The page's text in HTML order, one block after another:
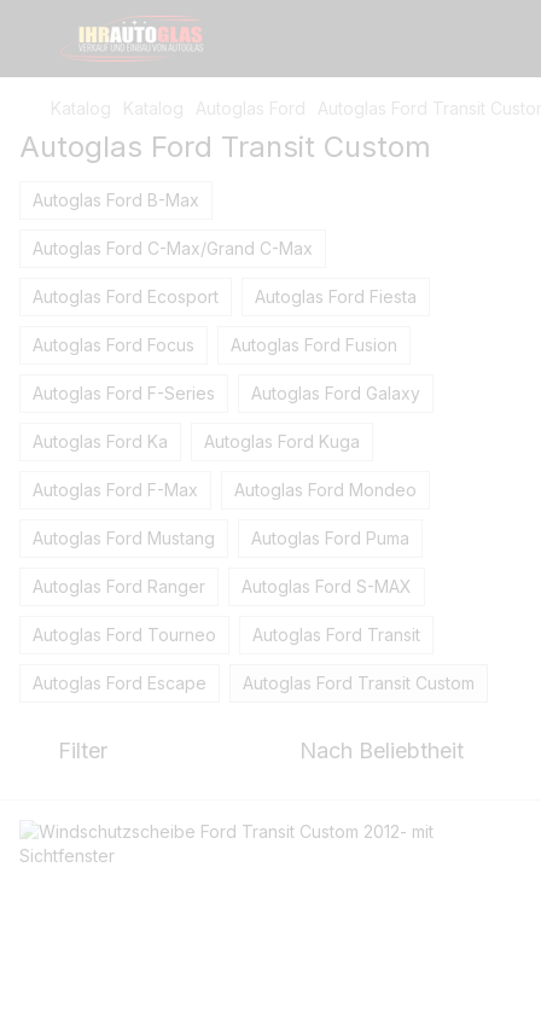
Katalog Katalog Autoglas Ford Autoglas Ford Transit
Autoglas Ford Transit Custom
Autoglas Ford B-Max
Autoglas Ford C-Max/Grand C-Max
Autoglas Ford Ecosport Autoglas Ford Fiesta
Autoglas Ford Focus Autoglas Ford Fusion
Autoglas Ford F-Series Autoglas Ford Galaxy
Autoglas Ford Ka Autoglas Ford Kuga
Autoglas Ford F-Max Autoglas Ford Mondeo
Autoglas Ford Mustang Autoglas Ford Puma
Autoglas Ford Ranger Autoglas Ford S-MAX
Autoglas Ford Tourneo Autoglas Ford Transit
Autoglas Ford Escape Autoglas Ford Transit Custom
Filter Nach Beliebtheit